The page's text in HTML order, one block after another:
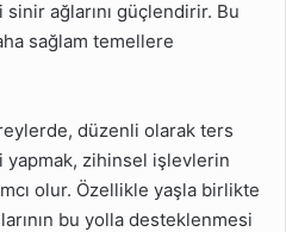
ağlarını güçlendirir. Bu
sağlam temellere
düzenli olarak ters
yapmak, zihinsel işlevlerin
olur. Özellikle yaşla birlikte
bu yolla desteklenmesi